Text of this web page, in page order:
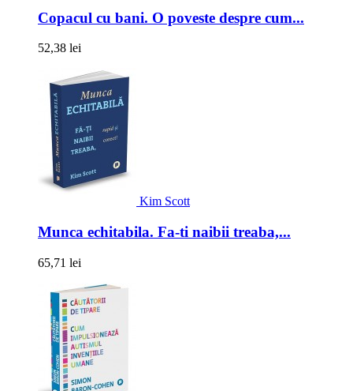
Copacul cu bani. O poveste despre cum...
52,38 lei
Kim Scott
Munca echitabila. Fa-ti naibii treaba,...
65,71 lei